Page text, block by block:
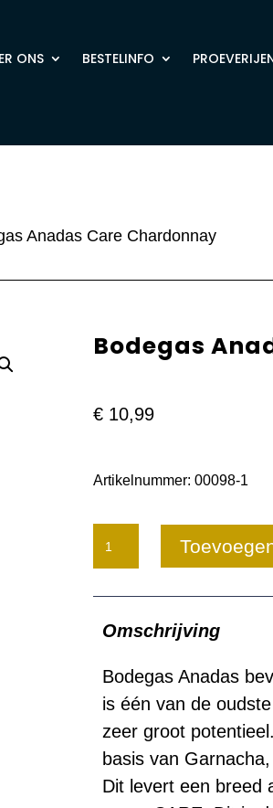
ONS BESTELINFO
Anadas Care Chardonnay
Bodegas
€10,99
Artikelnummer: 00098-1
Bodegas
Anadas
Chardonnay
aantal
Omschrijving
Bodegas Anadas
is één van de
zeer groot
basis van
Dit levert een breed